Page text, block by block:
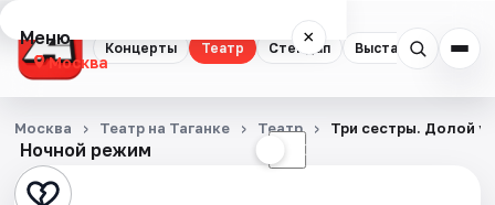
Концерты Театр Стендап Выставки
Меню ×
Москва
Концерты
Театр
Ночной режим ☾
Москва Театр на Таганке Театр Три сестры. Долой